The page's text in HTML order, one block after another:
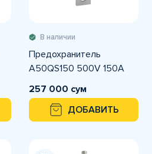
В наличии
Предохранитель
A50QS150 500V 150A
257 000 сум
ДОБАВИТЬ